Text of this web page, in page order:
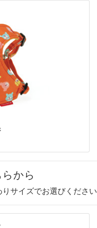
から
サイズでお選びください